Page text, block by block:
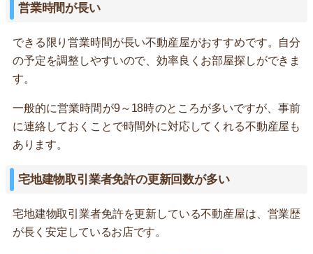
営業時間が長い
できる限り営業時間が長い不動産屋がおすすめです。自分
の予定を調整しやすいので、効率良くお部屋探しができま
す。
一般的に営業時間が9～18時のところが多いですが、事前
に連絡しておくことで時間外に対応してくれる不動産屋も
あります。
宅地建物取引業者免許の更新回数が多い
宅地建物取引業者免許を更新している不動産屋は、営業歴
が長く安定しているお店です。